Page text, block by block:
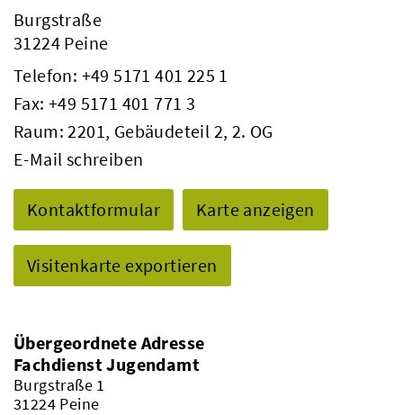
Burgstraße
31224 Peine
Telefon: +49 5171 401 225 1
Fax: +49 5171 401 771 3
Raum: 2201, Gebäudeteil 2, 2. OG
E-Mail schreiben
Kontaktformular Karte anzeigen
Visitenkarte exportieren
Übergeordnete Adresse
Fachdienst Jugendamt
Burgstraße 1
31224 Peine